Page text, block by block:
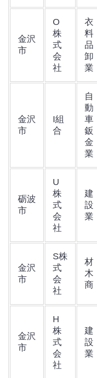
金沢
市
O
株
式
会
社
衣
料
品
卸
業
金沢
市
I組
合
自
動
車
鈑
金
業
砺波
市
U
株
式
会
社
建
設
業
金沢
市
S株
式
会
社
材
木
商
金沢
市
H
株
式
会
社
建
設
業